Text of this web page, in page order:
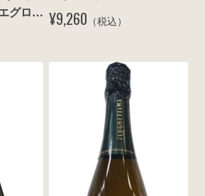
グロ
¥9,260 （税込）